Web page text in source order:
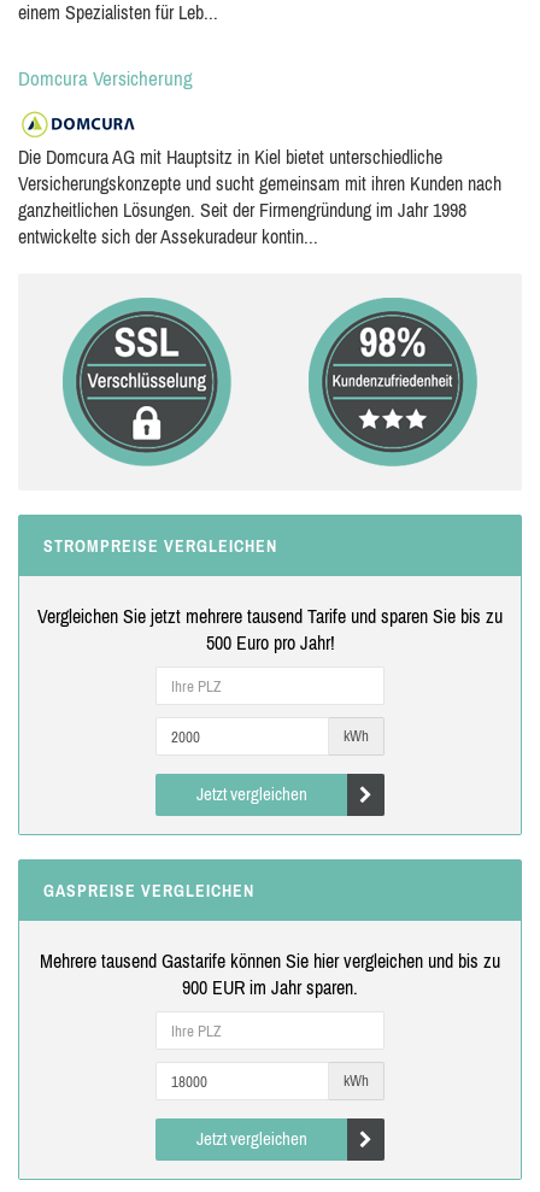
einem Spezialisten für Leb...
Domcura Versicherung
Die Domcura AG mit Hauptsitz in Kiel bietet unterschiedliche
Versicherungskonzepte und sucht gemeinsam mit ihren Kunden nach
ganzheitlichen Lösungen. Seit der Firmengründung im Jahr 1998
entwickelte sich der Assekuradeur kontin...
STROMPREISE VERGLEICHEN
Vergleichen Sie jetzt mehrere tausend Tarife und sparen Sie bis zu
500 Euro pro Jahr!
kWh
Jetzt vergleichen
GASPREISE VERGLEICHEN
Mehrere tausend Gastarife können Sie hier vergleichen und bis zu
900 EUR im Jahr sparen.
kWh
Jetzt vergleichen